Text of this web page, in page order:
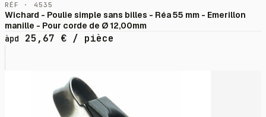
RÉF · 4535
Wichard - Poulie simple sans billes - Réa 55 mm - Emerillon
manille - Pour corde de Ø 12,00mm
àpd
25,67 € / pièce